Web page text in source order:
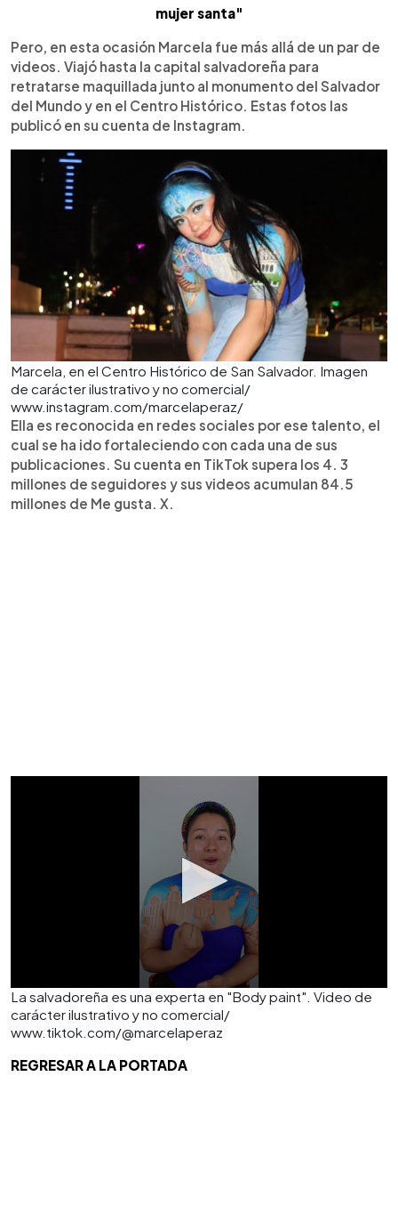
mujer santa"
Pero, en esta ocasión Marcela fue más allá de un par de
videos. Viajó hasta la capital salvadoreña para
retratarse maquillada junto al monumento del Salvador
del Mundo y en el Centro Histórico. Estas fotos las
publicó en su cuenta de Instagram.
Marcela, en el Centro Histórico de San Salvador. Imagen
de carácter ilustrativo y no comercial/
www.instagram.com/marcelaperaz/
Ella es reconocida en redes sociales por ese talento, el
cual se ha ido fortaleciendo con cada una de sus
publicaciones. Su cuenta en TikTok supera los 4. 3
millones de seguidores y sus videos acumulan 84.5
millones de Me gusta. X.
La salvadoreña es una experta en "Body paint". Video de
carácter ilustrativo y no comercial/
www.tiktok.com/@marcelaperaz
REGRESAR A LA PORTADA